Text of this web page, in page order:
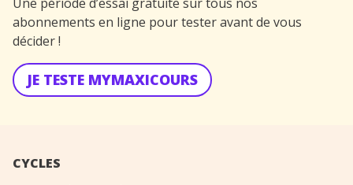
abonnements en ligne pour tester avant de vous
décider !
JE TESTE MYMAXICOURS
CYCLES